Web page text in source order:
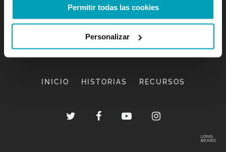
Permitir todas las cookies
Personalizar
INICIO HISTORIAS RECURSOS